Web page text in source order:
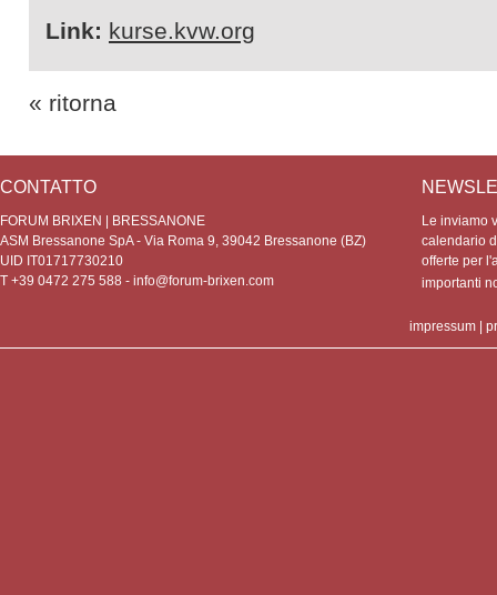
Link: kurse.kvw.org
« ritorna
CONTATTO
FORUM BRIXEN | BRESSANONE
ASM Bressanone SpA - Via Roma 9, 39042 Bressanone (BZ)
UID IT01717730210
T +39 0472 275 588 - info@forum-brixen.com
Le inviamo
calendario
offerte per
importanti
impressum